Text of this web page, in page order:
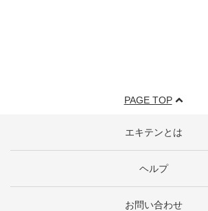
PAGE TOP
エキテンとは
ヘルプ
お問い合わせ